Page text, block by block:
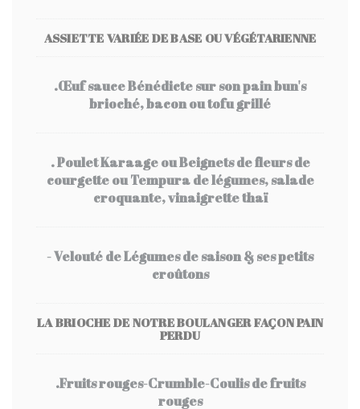
ASSIETTE VARIÉE DE BASE OU VÉGÉTARIENNE
.Œuf sauce Bénédicte sur son pain bun's
brioché, bacon ou tofu grillé
. Poulet Karaage ou Beignets de fleurs de
courgette ou Tempura de légumes, salade
croquante, vinaigrette thaï
- Velouté de Légumes de saison & ses petits
croûtons
LA BRIOCHE DE NOTRE BOULANGER FAÇON PAIN
PERDU
.Fruits rouges-Crumble-Coulis de fruits
rouges